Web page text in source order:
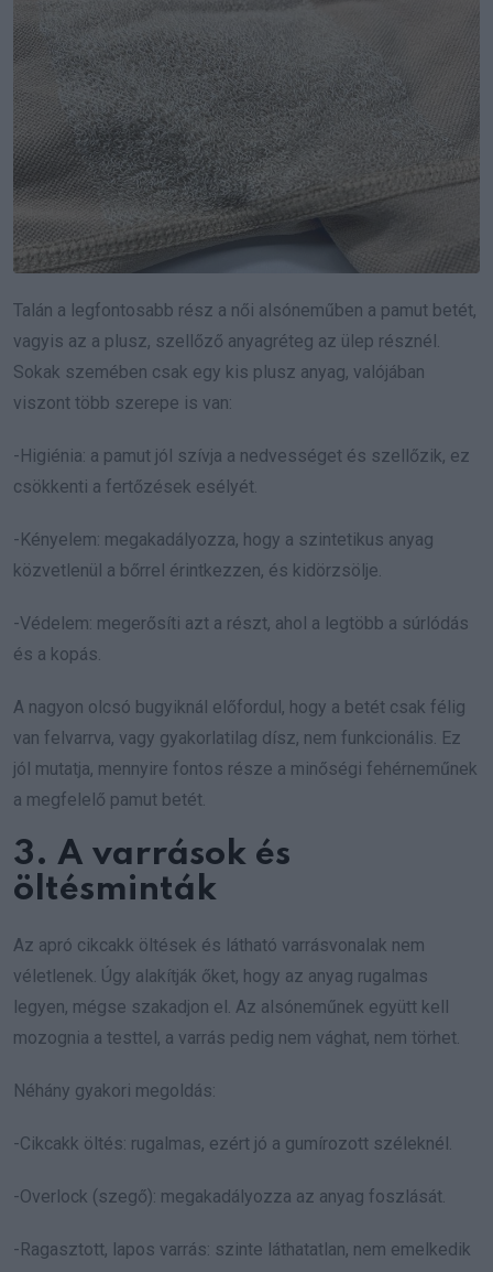
Talán a legfontosabb rész a női alsóneműben a pamut betét,
vagyis az a plusz, szellőző anyagréteg az ülep résznél.
Sokak szemében csak egy kis plusz anyag, valójában
viszont több szerepe is van:
-Higiénia: a pamut jól szívja a nedvességet és szellőzik, ez
csökkenti a fertőzések esélyét.
-Kényelem: megakadályozza, hogy a szintetikus anyag
közvetlenül a bőrrel érintkezzen, és kidörzsölje.
-Védelem: megerősíti azt a részt, ahol a legtöbb a súrlódás
és a kopás.
A nagyon olcsó bugyiknál előfordul, hogy a betét csak félig
van felvarrva, vagy gyakorlatilag dísz, nem funkcionális. Ez
jól mutatja, mennyire fontos része a minőségi fehérneműnek
a megfelelő pamut betét.
3. A varrások és
öltésminták
Az apró cikcakk öltések és látható varrásvonalak nem
véletlenek. Úgy alakítják őket, hogy az anyag rugalmas
legyen, mégse szakadjon el. Az alsóneműnek együtt kell
mozognia a testtel, a varrás pedig nem vághat, nem törhet.
Néhány gyakori megoldás:
-Cikcakk öltés: rugalmas, ezért jó a gumírozott széleknél.
-Overlock (szegő): megakadályozza az anyag foszlását.
-Ragasztott, lapos varrás: szinte láthatatlan, nem emelkedik